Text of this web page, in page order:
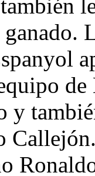
y